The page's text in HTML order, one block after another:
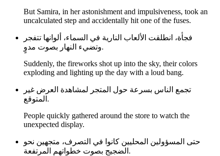
But Samira, in her astonishment and impulsiveness, took an
uncalculated step and accidentally hit one of the fuses.
فجأة، انطلقت الألعاب النارية في السماء، ألوانها تتفجر
وتضيء النهار بصوت مدوٍ.
Suddenly, the fireworks shot up into the sky, their colors
exploding and lighting up the day with a loud bang.
تجمع الناس بسرعة حول المتجر لمشاهدة العرض غير
المتوقع.
People quickly gathered around the store to watch the
unexpected display.
حتى المسؤولين المحليين كانوا في التصرف، متجهين نحو
الضجيج بصوت خطواتهم المرتفعة.